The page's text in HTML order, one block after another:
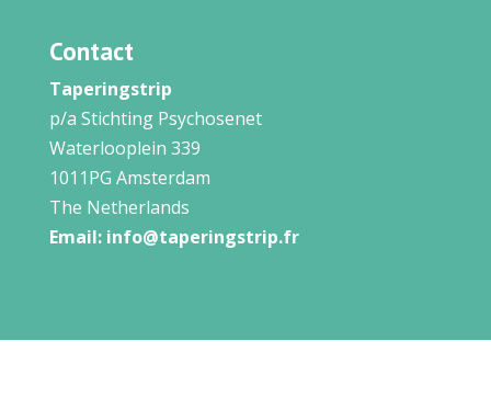
Contact
Taperingstrip
p/a Stichting Psychosenet
Waterlooplein 339
1011PG Amsterdam
The Netherlands
Email: info@taperingstrip.fr